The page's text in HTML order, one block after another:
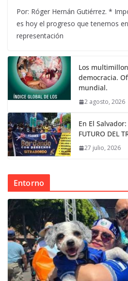
Por: Róger Hernán Gutiérrez. *
es hoy el progreso que tenemos
representación
Los
democracia.
mundial.
2 agosto, 2026
En El Salvador:
FUTURO DEL
27 julio, 2026
Entorno